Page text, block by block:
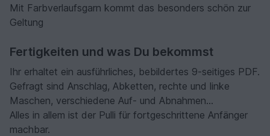
Mit Farbverlaufsgarn kommt das besonders schön zur
Geltung
Fertigkeiten und was Du bekommst
Ihr erhaltet ein ausführliches, bebildertes 9-seitiges PDF.
Gefragt sind Anschlag, Abketten, rechte und linke
Maschen, verschiedene Auf- und Abnahmen...
Alles in allem ist der Pulli für fortgeschrittene Anfänger
machbar.